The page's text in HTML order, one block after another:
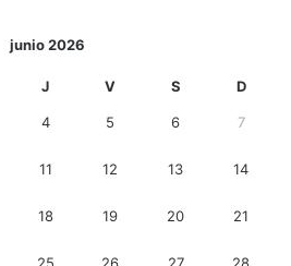
junio 2026
J V S D
4 5 6 7
11 12 13 14
18 19 20 21
25 26 27 28